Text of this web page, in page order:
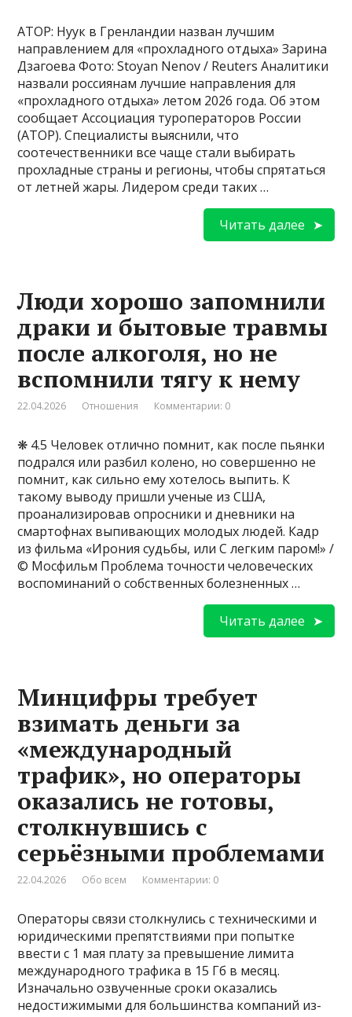
АТОР: Нуук в Гренландии назван лучшим
направлением для «прохладного отдыха» Зарина
Дзагоева Фото: Stoyan Nenov / Reuters Аналитики
назвали россиянам лучшие направления для
«прохладного отдыха» летом 2026 года. Об этом
сообщает Ассоциация туроператоров России
(АТОР). Специалисты выяснили, что
соотечественники все чаще стали выбирать
прохладные страны и регионы, чтобы спрятаться
от летней жары. Лидером среди таких …
Читать далее
Люди хорошо запомнили
драки и бытовые травмы
после алкоголя, но не
вспомнили тягу к нему
22.04.2026 Отношения Комментарии: 0
❋ 4.5 Человек отлично помнит, как после пьянки
подрался или разбил колено, но совершенно не
помнит, как сильно ему хотелось выпить. К
такому выводу пришли ученые из США,
проанализировав опросники и дневники на
смартофнах выпивающих молодых людей. Кадр
из фильма «Ирония судьбы, или С легким паром!» /
© Мосфильм Проблема точности человеческих
воспоминаний о собственных болезненных …
Читать далее
Минцифры требует
взимать деньги за
«международный
трафик», но операторы
оказались не готовы,
столкнувшись с
серьёзными проблемами
22.04.2026 Обо всем Комментарии: 0
Операторы связи столкнулись с техническими и
юридическими препятствиями при попытке
ввести с 1 мая плату за превышение лимита
международного трафика в 15 Гб в месяц.
Изначально озвученные сроки оказались
недостижимыми для большинства компаний из-